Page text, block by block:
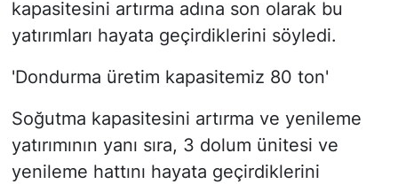
kapasitesini artırma adına son olarak bu
yatırımları hayata geçirdiklerini söyledi.
'Dondurma üretim kapasitemiz 80 ton'
Soğutma kapasitesini artırma ve yenileme
yatırımının yanı sıra, 3 dolum ünitesi ve
yenileme hattını hayata geçirdiklerini